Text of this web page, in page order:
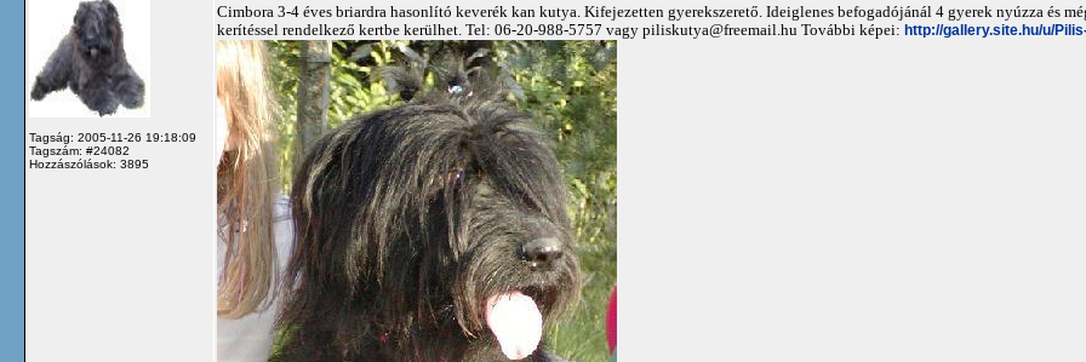
Tagság: 2005-11-26 19:18:09
Tagszám: #24082
Hozzászólások: 3895
Cimbora 3-4 éves briardra hasonlító keverék kan kutya. Kifejezetten gyerekszerető. Ideiglenes befogadójánál 4 gyerek nyúzza és
kerítéssel rendelkező kertbe kerülhet. Tel: 06-20-988-5757 vagy piliskutya@freemail.hu További képei: http://gallery.site.hu/u/